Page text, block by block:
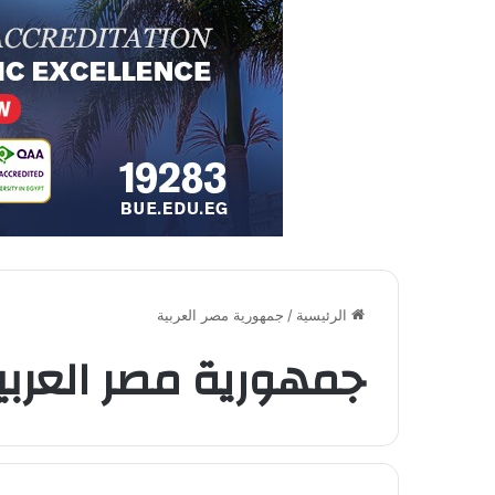
الرئيسية / جمهورية مصر العربية
جمهورية مصر